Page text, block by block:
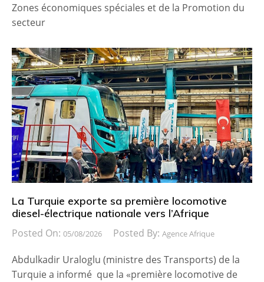
Zones économiques spéciales et de la Promotion du
secteur
La Turquie exporte sa première locomotive
diesel-électrique nationale vers l’Afrique
Posted On: 05/08/2026 Posted By: Agence Afrique
Abdulkadir Uraloglu (ministre des Transports) de la
Turquie a informé que la «première locomotive de